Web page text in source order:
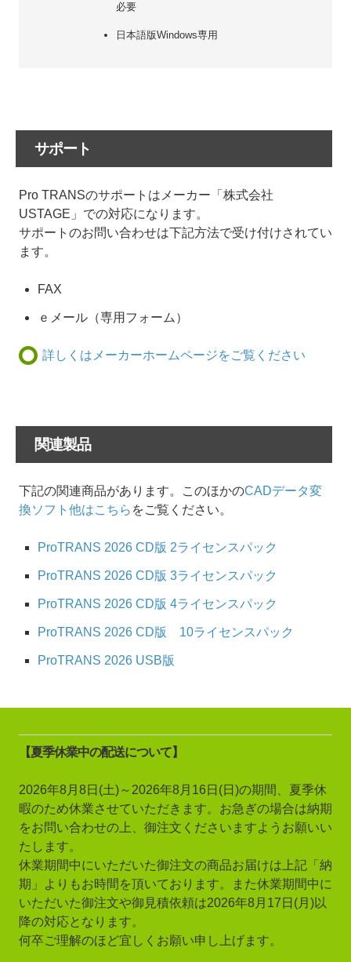
必要
日本語版Windows専用
サポート
Pro TRANSのサポートはメーカー「株式会社
USTAGE」での対応になります。
サポートのお問い合わせは下記方法で受け付けされてい
ます。
FAX
ｅメール（専用フォーム）
詳しくはメーカーホームページをご覧ください
関連製品
下記の関連商品があります。このほかのCADデータ変
換ソフト他はこちら をご覧ください。
ProTRANS 2026 CD版 2ライセンスパック
ProTRANS 2026 CD版 3ライセンスパック
ProTRANS 2026 CD版 4ライセンスパック
ProTRANS 2026 CD版 10ライセンスパック
ProTRANS 2026 USB版
【夏季休業中の配送について】
2026年8月8日(土)～2026年8月16日(日)の期間、夏季休
暇のため休業させていただきます。お急ぎの場合は納期
をお問い合わせの上、御注文くださいますようお願いい
たします。
休業期間中にいただいた御注文の商品お届けは上記「納
期」よりもお時間を頂いております。また休業期間中に
いただいた御注文や御見積依頼は2026年8月17日(月)以
降の対応となります。
何卒ご理解のほど宜しくお願い申し上げます。